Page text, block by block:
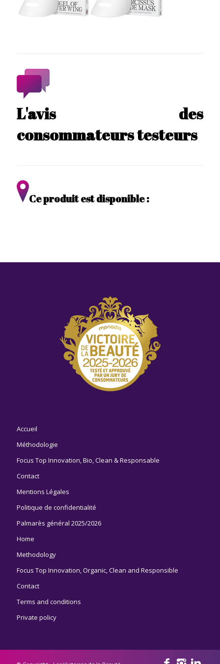
L'avis des
consommateurs testeurs
Ce produit est disponible :
Accueil
Méthodologie
Focus Top Innovation, Bio, Clean & Responsable
Contact
Mentions Légales
Politique de confidentialité
Palmarès général 2025/2026
Home
Methodology
Focus Top Innovation, Organic, Clean and Responsible
Contact
Terms and conditions
Private policy